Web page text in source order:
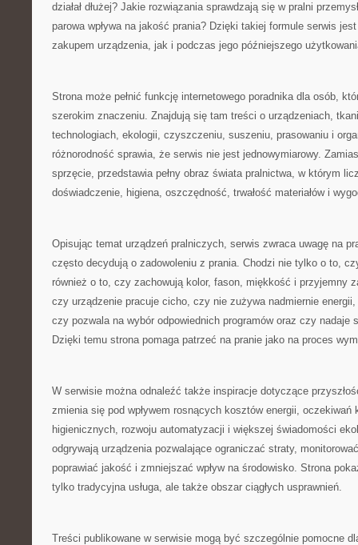
działał dłużej? Jakie rozwiązania sprawdzają się w pralni
parowa wpływa na jakość prania? Dzięki takiej formule serwis
zakupem urządzenia, jak i podczas jego późniejszego
Strona może pełnić funkcję internetowego poradnika dla osób,
szerokim znaczeniu. Znajdują się tam treści o urządzeniach,
technologiach, ekologii, czyszczeniu, suszeniu, prasowaniu i
różnorodność sprawia, że serwis nie jest jednowymiarowy.
sprzęcie, przedstawia pełny obraz świata pralnictwa, w którym
doświadczenie, higiena, oszczędność, trwałość materiałów i
Opisując temat urządzeń pralniczych, serwis zwraca uwagę na
często decydują o zadowoleniu z prania. Chodzi nie tylko o to,
również o to, czy zachowują kolor, fason, miękkość i przyjemny
czy urządzenie pracuje cicho, czy nie zużywa nadmiernie energii,
czy pozwala na wybór odpowiednich programów oraz czy nadaje
Dzięki temu strona pomaga patrzeć na pranie jako na proces
W serwisie można odnaleźć także inspiracje dotyczące
zmienia się pod wpływem rosnących kosztów energii, oczekiwań
higienicznych, rozwoju automatyzacji i większej świadomości
odgrywają urządzenia pozwalające ograniczać straty,
poprawiać jakość i zmniejszać wpływ na środowisko. Strona
tylko tradycyjna usługa, ale także obszar ciągłych usprawnień.
Treści publikowane w serwisie mogą być szczególnie pomocne